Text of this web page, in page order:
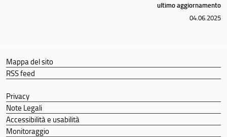
ultimo aggiornamento
04.06.2025
Mappa del sito
RSS feed
Privacy
Note Legali
Accessibilità e usabilità
Monitoraggio